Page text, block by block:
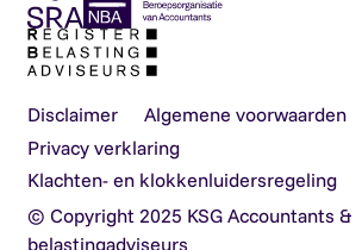
Disclaimer
Algemene voorwaarden
Privacy verklaring
Klachten- en klokkenluidersregeling
© Copyright 2025 KSG Accountants &
belastingadviseurs